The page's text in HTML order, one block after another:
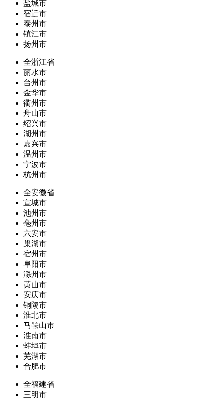
盐城市
宿迁市
泰州市
镇江市
扬州市
全浙江省
丽水市
台州市
金华市
衢州市
舟山市
绍兴市
湖州市
嘉兴市
温州市
宁波市
杭州市
全安徽省
宣城市
池州市
亳州市
六安市
巢湖市
宿州市
阜阳市
滁州市
黄山市
安庆市
铜陵市
淮北市
马鞍山市
淮南市
蚌埠市
芜湖市
合肥市
全福建省
三明市